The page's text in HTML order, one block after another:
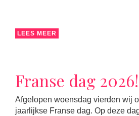
LEES MEER
Franse dag 2026!
Afgelopen woensdag vierden wij
jaarlijkse Franse dag. Op deze